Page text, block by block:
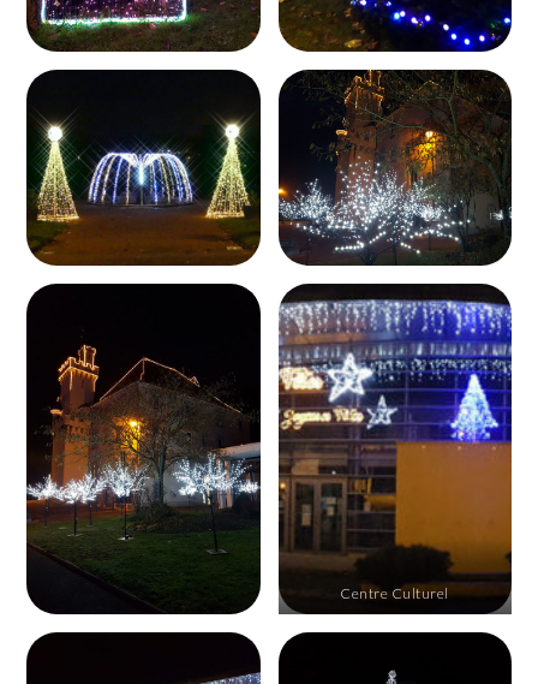
Centre Culturel